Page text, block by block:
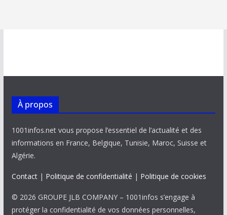
À propos
1001infos.net vous propose l’essentiel de l’actualité et des
informations en France, Belgique, Tunisie, Maroc, Suisse et
Algérie.
Contact| Politique de confidentialité | Politique de cookies
© 2026 GROUPE JLB COMPANY – 1001infos s’engage à
protéger la confidentialité de vos données personnelles,